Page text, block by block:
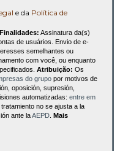
e da Política de
Finalidades: Assinatura da(s)
de usuários. Envio de e-
semelhantes ou
com você, ou enquanto
Atribuição: Os
do grupo por motivos de
oposición, supresión,
automatizadas: entre em
tratamiento no se ajusta a la
ante laAEPD
Mais